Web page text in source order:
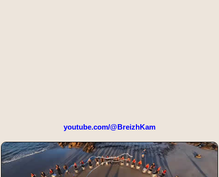
youtube.com/@BreizhKam